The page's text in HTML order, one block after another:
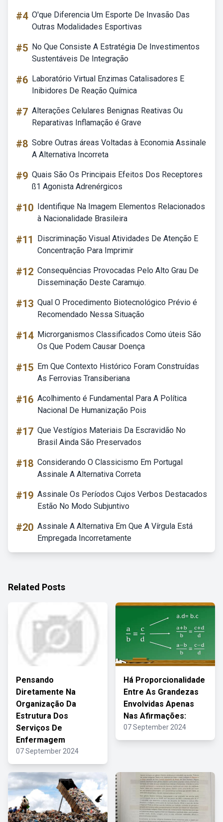
#4 O'que Diferencia Um Esporte De Invasão Das
Outras Modalidades Esportivas
#5 No Que Consiste A Estratégia De Investimentos
Sustentáveis De Integração
#6 Laboratório Virtual Enzimas Catalisadores E
Inibidores De Reação Química
#7 Alterações Celulares Benignas Reativas Ou
Reparativas Inflamação é Grave
#8 Sobre Outras áreas Voltadas à Economia Assinale
A Alternativa Incorreta
#9 Quais São Os Principais Efeitos Dos Receptores
ß1 Agonista Adrenérgicos
#10 Identifique Na Imagem Elementos Relacionados
à Nacionalidade Brasileira
#11
Discriminação Visual Atividades De Atenção E
Concentração Para Imprimir
#12 Consequências Provocadas Pelo Alto Grau De
Disseminação Deste Caramujo.
#13 Qual O Procedimento Biotecnológico Prévio é
Recomendado Nessa Situação
#14 Microrganismos Classificados Como úteis São
Os Que Podem Causar Doença
#15 Em Que Contexto Histórico Foram Construídas
As Ferrovias Transiberiana
#16 Acolhimento é Fundamental Para A Política
Nacional De Humanização Pois
#17 Que Vestígios Materiais Da Escravidão No
Brasil Ainda São Preservados
#18 Considerando O Classicismo Em Portugal
Assinale A Alternativa Correta
#19 Assinale Os Períodos Cujos Verbos Destacados
Estão No Modo Subjuntivo
#20 Assinale A Alternativa Em Que A Vírgula Está
Empregada Incorretamente
Related Posts
Pensando
Diretamente Na
Organização Da
Estrutura Dos
Serviços De
Enfermagem
07 September 2024
Há Proporcionalidade
Entre As Grandezas
Envolvidas Apenas
Nas Afirmações:
07 September 2024